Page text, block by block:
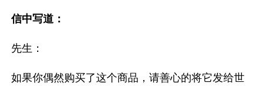
信中写道：
先生：
如果你偶然购买了这个商品，请善心的将它发给世